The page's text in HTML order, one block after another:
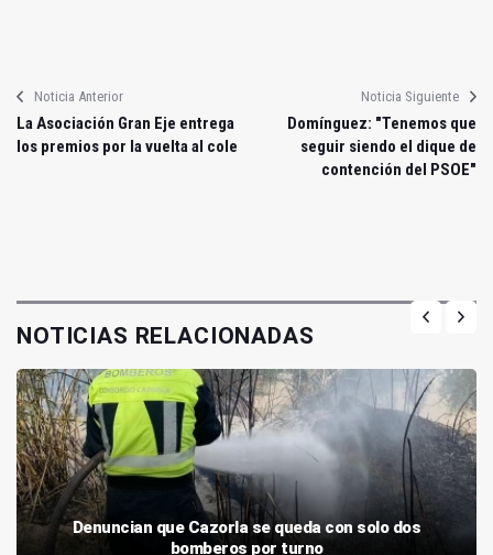
Noticia Anterior
La Asociación Gran Eje entrega
los premios por la vuelta al cole
Noticia Siguiente
Domínguez: "Tenemos que
seguir siendo el dique de
contención del PSOE"
NOTICIAS RELACIONADAS
Denuncian que Cazorla se queda con solo dos
bomberos por turno